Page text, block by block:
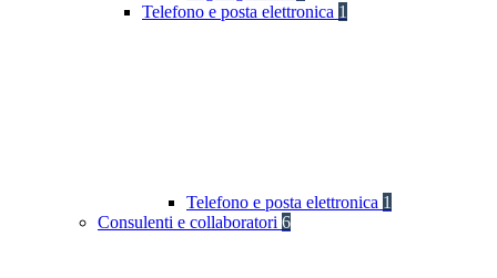
Telefono e posta elettronica 1
Telefono e posta elettronica 1
Consulenti e collaboratori 6